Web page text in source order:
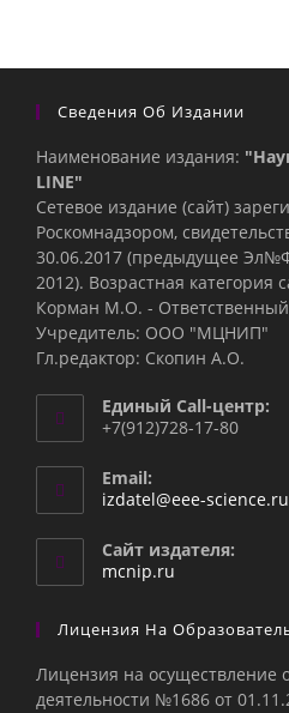
Сведения Об Издании
Наименование издания:
LINE"
Сетевое издание (сайт)
Роскомнадзором,
30.06.2017 (предыдущее
2012). Возрастная категория
Корман М.О. - Ответственный
Учредитель: ООО "МЦНИП"
Гл.редактор: Скопин А.О.
Единый Call-центр:
+7(912)728-17-80
Email:
izdatel@eee-science.ru
Сайт издателя:
mcnip.ru
Лицензия На
Лицензия на осуществление
деятельности №1686 от